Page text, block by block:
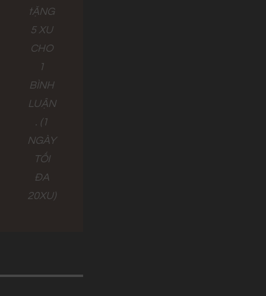
tẶNG
5 XU
CHO
1
BÌNH
LUẬN
. (1
NGÀY
TỐI
ĐA
20XU)